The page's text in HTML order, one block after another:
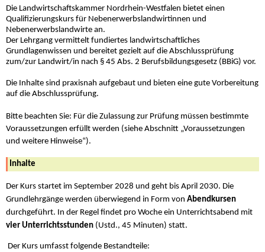
Die Landwirtschaftskammer Nordrhein-Westfalen bietet einen
Qualifizierungskurs für Nebenerwerbslandwirtinnen und
Nebenerwerbslandwirte an.
Der Lehrgang vermittelt fundiertes landwirtschaftliches
Grundlagenwissen und bereitet gezielt auf die Abschlussprüfung
zum/zur Landwirt/in nach § 45 Abs. 2 Berufsbildungsgesetz (BBiG) vor.
Die Inhalte sind praxisnah aufgebaut und bieten eine gute Vorbereitung
auf die Abschlussprüfung.
Bitte beachten Sie: Für die Zulassung zur Prüfung müssen bestimmte
Voraussetzungen erfüllt werden (siehe Abschnitt „Voraussetzungen
und weitere Hinweise“).
Inhalte
Der Kurs startet im September 2028 und geht bis April 2030. Die
Grundlehrgänge werden überwiegend in Form von Abendkursen
durchgeführt. In der Regel findet pro Woche ein Unterrichtsabend mit
vier Unterrichtsstunden (Ustd., 45 Minuten) statt.
Der Kurs umfasst folgende Bestandteile: